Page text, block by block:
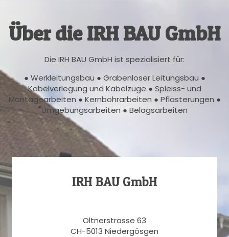
Über die IRH BAU GmbH
Die IRH BAU GmbH ist spezialisiert für:
● Werkleitungsbau ● Grabenloser Leitungsbau ●
Kabelverlegung und Kabelzüge ● Spleiss- und
Montagearbeiten ● Kernbohrarbeiten ● Pflästerungen ●
Umgebungsarbeiten ● Belagsarbeiten
IRH BAU GmbH
Oltnerstrasse 63
CH-5013 Niedergösgen